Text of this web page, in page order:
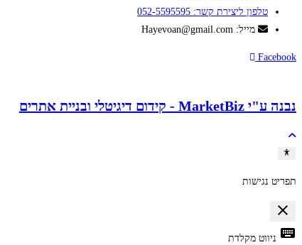
טלפון ליצירת קשר: 052-5595595
מייל: Hayevoan@gmail.com
Facebook
נבנה ע"י MarketBiz - קידום דיגיטלי ובניית אתרים
תפריט נגישות
close
פתיחה וסגירה של תפריט הנגישותkeyboard ניווט מקלדת